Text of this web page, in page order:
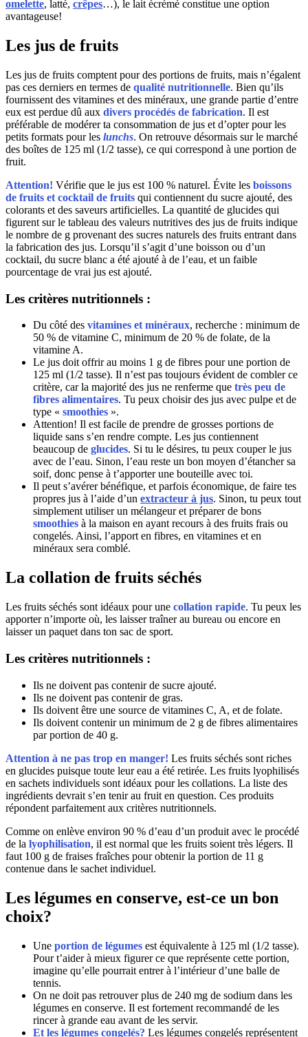
omelette, latté, crêpes…), le lait écrémé constitue une option
avantageuse!
Les jus de fruits
Les jus de fruits comptent pour des portions de fruits, mais n’égalent
pas ces derniers en termes de qualité nutritionnelle. Bien qu’ils
fournissent des vitamines et des minéraux, une grande partie d’entre
eux est perdue dû aux divers procédés de fabrication. Il est
préférable de modérer ta consommation de jus et d’opter pour les
petits formats pour les lunchs. On retrouve désormais sur le marché
des boîtes de 125 ml (1/2 tasse), ce qui correspond à une portion de
fruit.
Attention! Vérifie que le jus est 100 % naturel. Évite les boissons
de fruits et cocktail de fruits qui contiennent du sucre ajouté, des
colorants et des saveurs artificielles. La quantité de glucides qui
figurent sur le tableau des valeurs nutritives des jus de fruits indique
le nombre de g provenant des sucres naturels des fruits entrant dans
la fabrication des jus. Lorsqu’il s’agit d’une boisson ou d’un
cocktail, du sucre blanc a été ajouté à de l’eau, et un faible
pourcentage de vrai jus est ajouté.
Les critères nutritionnels :
Du côté des vitamines et minéraux, recherche : minimum de
50 % de vitamine C, minimum de 20 % de folate, de la
vitamine A.
Le jus doit offrir au moins 1 g de fibres pour une portion de
125 ml (1/2 tasse). Il n’est pas toujours évident de combler ce
critère, car la majorité des jus ne renferme que très peu de
fibres alimentaires. Tu peux choisir des jus avec pulpe et de
type « smoothies ».
Attention! Il est facile de prendre de grosses portions de
liquide sans s’en rendre compte. Les jus contiennent
beaucoup de glucides. Si tu le désires, tu peux couper le jus
avec de l’eau. Sinon, l’eau reste un bon moyen d’étancher sa
soif, donc pense à t’apporter une bouteille avec toi.
Il peut s’avérer bénéfique, et parfois économique, de faire tes
propres jus à l’aide d’un extracteur à jus. Sinon, tu peux tout
simplement utiliser un mélangeur et préparer de bons
smoothies à la maison en ayant recours à des fruits frais ou
congelés. Ainsi, l’apport en fibres, en vitamines et en
minéraux sera comblé.
La collation de fruits séchés
Les fruits séchés sont idéaux pour une collation rapide. Tu peux les
apporter n’importe où, les laisser traîner au bureau ou encore en
laisser un paquet dans ton sac de sport.
Les critères nutritionnels :
Ils ne doivent pas contenir de sucre ajouté.
Ils ne doivent pas contenir de gras.
Ils doivent être une source de vitamines C, A, et de folate.
Ils doivent contenir un minimum de 2 g de fibres alimentaires
par portion de 40 g.
Attention à ne pas trop en manger! Les fruits séchés sont riches
en glucides puisque toute leur eau a été retirée. Les fruits lyophilisés
en sachets individuels sont idéaux pour les collations. La liste des
ingrédients devrait s’en tenir au fruit en question. Ces produits
répondent parfaitement aux critères nutritionnels.
Comme on enlève environ 90 % d’eau d’un produit avec le procédé
de la lyophilisation, il est normal que les fruits soient très légers. Il
faut 100 g de fraises fraîches pour obtenir la portion de 11 g
contenue dans le sachet individuel.
Les légumes en conserve, est-ce un bon
choix?
Une portion de légumes est équivalente à 125 ml (1/2 tasse).
Pour t’aider à mieux figurer ce que représente cette portion,
imagine qu’elle pourrait entrer à l’intérieur d’une balle de
tennis.
On ne doit pas retrouver plus de 240 mg de sodium dans les
légumes en conserve. Il est fortement recommandé de les
rincer à grande eau avant de les servir.
Et les légumes congelés? Les légumes congelés représentent